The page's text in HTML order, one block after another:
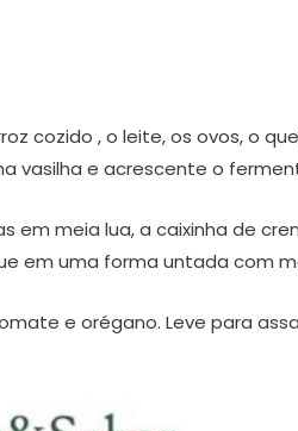
cozido , o leite, os ovos, o
vasilha e acrescente o
em meia lua, a caixinha de
em uma forma untada com
e orégano. Leve para